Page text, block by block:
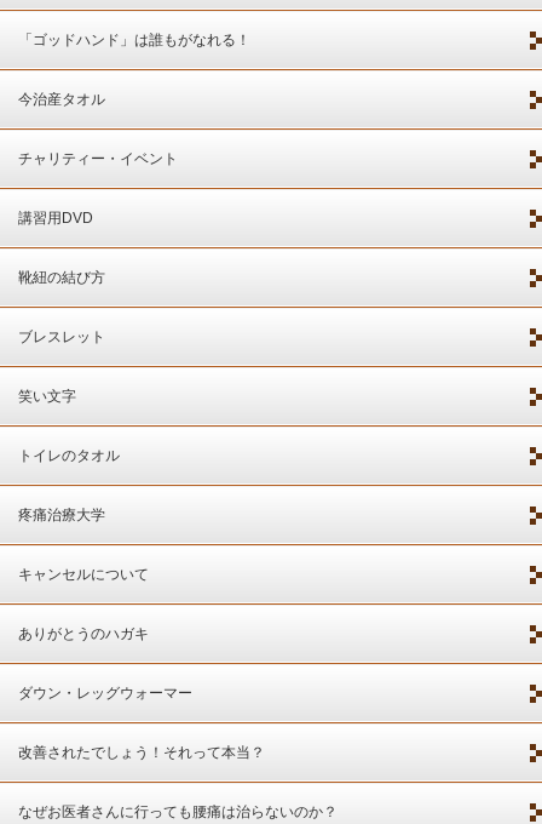
「ゴッドハンド」は誰もがなれる！
今治産タオル
チャリティー・イベント
講習用DVD
靴紐の結び方
ブレスレット
笑い文字
トイレのタオル
疼痛治療大学
キャンセルについて
ありがとうのハガキ
ダウン・レッグウォーマー
改善されたでしょう！それって本当？
なぜお医者さんに行っても腰痛は治らないのか？